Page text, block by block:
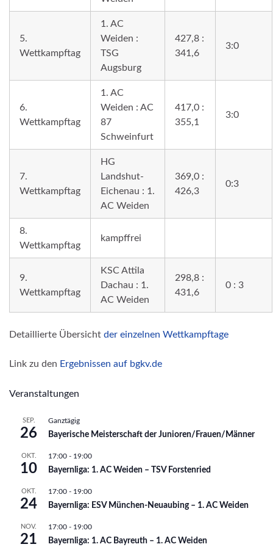
5.
Wettkampftag
1. AC
Weiden :
TSG
Augsburg
427,8 :
341,6
3:0
6.
Wettkampftag
1. AC
Weiden : AC
87
Schweinfurt
417,0 :
355,1
3:0
7.
Wettkampftag
HG
Landshut-
Eichenau : 1.
AC Weiden
369,0 :
426,3
0:3
8.
Wettkampftag
kampffrei
9.
Wettkampftag
KSC Attila
Dachau : 1.
AC Weiden
298,8 :
431,6
0 : 3
Detaillierte Übersicht der einzelnen Wettkampftage
Link zu den Ergebnissen auf bgkv.de
Veranstaltungen
SEP.
26
Ganztägig
Bayerische Meisterschaft der Junioren/Frauen/Männer
OKT.
10
17:00 - 19:00
Bayernliga: 1. AC Weiden – TSV Forstenried
OKT.
24
17:00 - 19:00
Bayernliga: ESV München-Neuaubing – 1. AC Weiden
NOV.
21
17:00 - 19:00
Bayernliga: 1. AC Bayreuth – 1. AC Weiden